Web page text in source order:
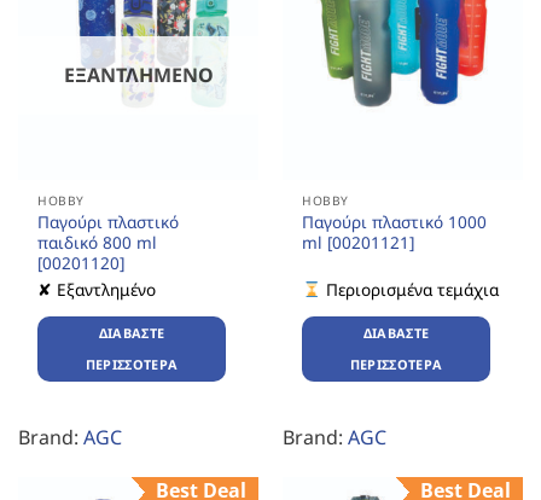
ΕΞΑΝΤΛΗΜΈΝΟ
HOBBY
Παγούρι πλαστικό
παιδικό 800 ml
[00201120]
✘ Εξαντλημένο
ΔΙΑΒΆΣΤΕ
ΠΕΡΙΣΣΌΤΕΡΑ
Brand: AGC
HOBBY
Παγούρι πλαστικό 1000
ml [00201121]
Περιορισμένα τεμάχια
ΔΙΑΒΆΣΤΕ
ΠΕΡΙΣΣΌΤΕΡΑ
Brand: AGC
Best Deal
Best Deal